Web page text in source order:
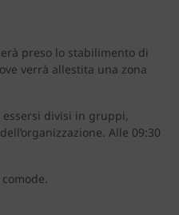
preso lo stabilimento di
verrà allestita una zona
divisi in gruppi,
Alle 09:30